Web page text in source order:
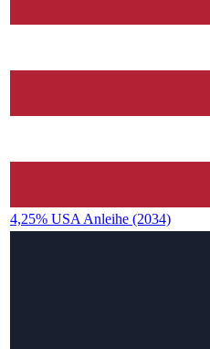
4,25% USA Anleihe (2034)